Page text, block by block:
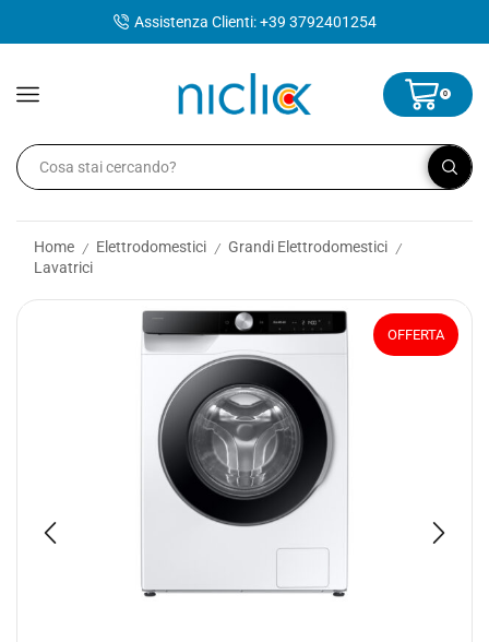
Assistenza Clienti: +39 3792401254
0
Home / Elettrodomestici / Grandi Elettrodomestici /
Lavatrici
OFFERTA